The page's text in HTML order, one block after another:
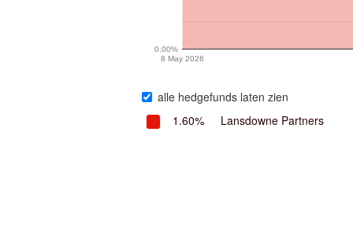
8 May 2026
0.00%
alle hedgefunds laten zien
1.60%
Lansdowne Partners